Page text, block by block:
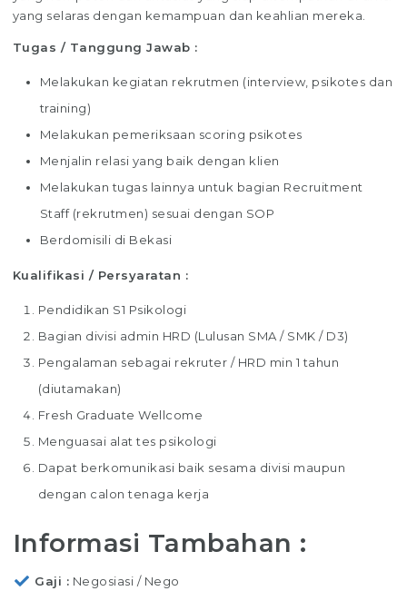
yang selaras dengan kemampuan dan keahlian mereka.
Tugas / Tanggung Jawab :
Melakukan kegiatan rekrutmen (interview, psikotes dan
training)
Melakukan pemeriksaan scoring psikotes
Menjalin relasi yang baik dengan klien
Melakukan tugas lainnya untuk bagian Recruitment
Staff (rekrutmen) sesuai dengan SOP
Berdomisili di Bekasi
Kualifikasi / Persyaratan :
Pendidikan S1 Psikologi
Bagian divisi admin HRD (Lulusan SMA / SMK / D3)
Pengalaman sebagai rekruter / HRD min 1 tahun
(diutamakan)
Fresh Graduate Wellcome
Menguasai alat tes psikologi
Dapat berkomunikasi baik sesama divisi maupun
dengan calon tenaga kerja
Informasi Tambahan :
Gaji
Negosiasi / Nego